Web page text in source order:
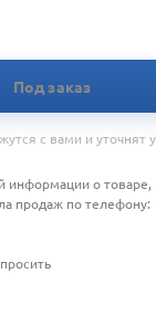
Под заказ
с вами и уточнят
информации о товаре,
продаж по телефону: